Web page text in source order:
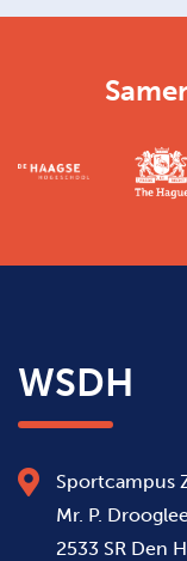
WSDH
Sportcampus
Mr. P.
2533 SR Den